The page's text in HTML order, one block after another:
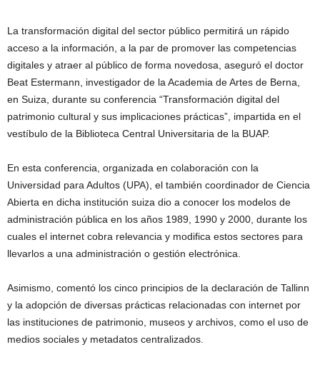
La transformación digital del sector público permitirá un rápido
acceso a la información, a la par de promover las competencias
digitales y atraer al público de forma novedosa, aseguró el doctor
Beat Estermann, investigador de la Academia de Artes de Berna,
en Suiza, durante su conferencia “Transformación digital del
patrimonio cultural y sus implicaciones prácticas”, impartida en el
vestíbulo de la Biblioteca Central Universitaria de la BUAP.
En esta conferencia, organizada en colaboración con la
Universidad para Adultos (UPA), el también coordinador de Ciencia
Abierta en dicha institución suiza dio a conocer los modelos de
administración pública en los años 1989, 1990 y 2000, durante los
cuales el internet cobra relevancia y modifica estos sectores para
llevarlos a una administración o gestión electrónica.
Asimismo, comentó los cinco principios de la declaración de Tallinn
y la adopción de diversas prácticas relacionadas con internet por
las instituciones de patrimonio, museos y archivos, como el uso de
medios sociales y metadatos centralizados.